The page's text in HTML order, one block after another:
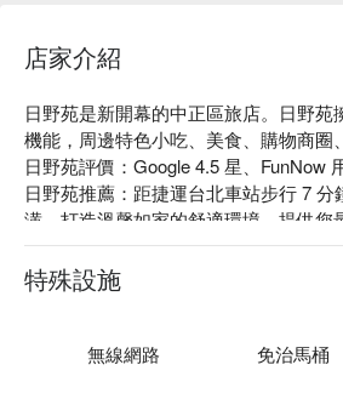
店家介紹
日野苑是新開幕的中正區旅店。日野苑
機能，周邊特色小吃、美食、購物商圈
日野苑評價：Google 4.5 星、FunNow
日野苑推薦：距捷運台北車站步行 7
潢，打造溫馨如家的舒適環境，提供您
論是出差工作還是外出旅遊皆能滿足您
日野苑股份有限公司，統編：83550901。
日野苑優惠、日野苑住宿方案、日野苑
特殊設施
無線網路 免治馬桶